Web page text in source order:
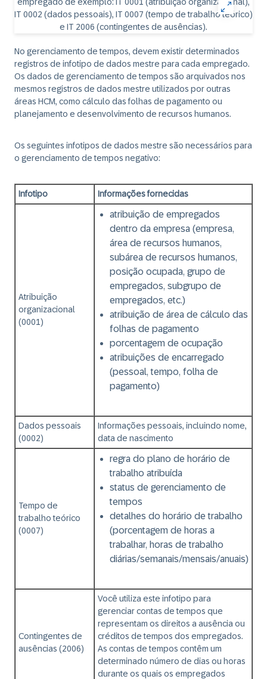
No gerenciamento de tempos, devem existir determinados
registros de infotipo de dados mestre para cada empregado.
Os dados de gerenciamento de tempos são arquivados nos
mesmos registros de dados mestre utilizados por outras
áreas HCM, como cálculo das folhas de pagamento ou
planejamento e desenvolvimento de recursos humanos.
Os seguintes infotipos de dados mestre são necessários para
o gerenciamento de tempos negativo:
Infotipo Informações fornecidas
Atribuição
organizacional
(0001)
atribuição de empregados
dentro da empresa (empresa,
área de recursos humanos,
subárea de recursos humanos,
posição ocupada, grupo de
empregados, subgrupo de
empregados, etc.)
atribuição de área de cálculo das
folhas de pagamento
porcentagem de ocupação
atribuições de encarregado
(pessoal, tempo, folha de
pagamento)
Dados pessoais
(0002)
Informações pessoais, incluindo nome,
data de nascimento
Tempo de
trabalho teórico
(0007)
regra do plano de horário de
trabalho atribuída
status de gerenciamento de
tempos
detalhes do horário de trabalho
(porcentagem de horas a
trabalhar, horas de trabalho
diárias/semanais/mensais/anuais)
Contingentes de
ausências (2006)
Você utiliza este infotipo para
gerenciar contas de tempos que
representam os direitos a ausência ou
créditos de tempos dos empregados.
As contas de tempos contêm um
determinado número de dias ou horas
durante os quais os empregados